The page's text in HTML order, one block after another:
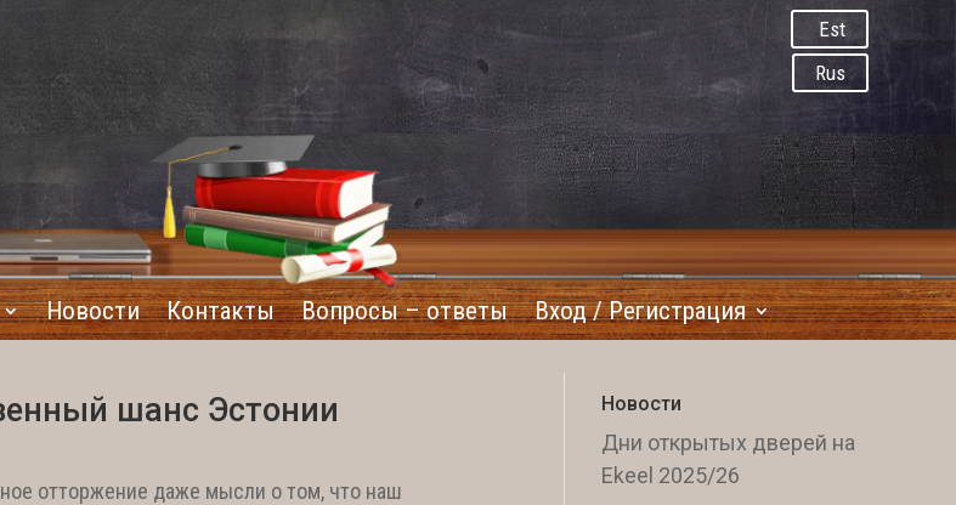
Est
Rus
Новости Контакты Вопросы – ответы Вход / Регистрация
шанс Эстонии
отторжение даже мысли о том, что наш
Новости
Дни открытых дверей на
Ekeel 2025/26